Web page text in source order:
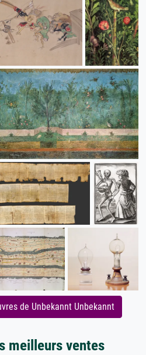
de Unbekannt Unbekannt
meilleurs ventes